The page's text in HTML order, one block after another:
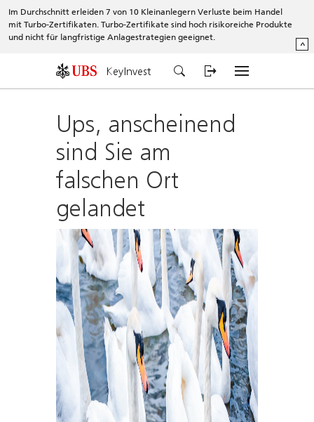
Im Durchschnitt erleiden 7 von 10 Kleinanlegern Verluste beim Handel
mit Turbo-Zertifikaten. Turbo-Zertifikate sind hoch risikoreiche Produkte
und nicht für langfristige Anlagestrategien geeignet.
^
KeyInvest
Ups, anscheinend
sind Sie am
falschen Ort
gelandet